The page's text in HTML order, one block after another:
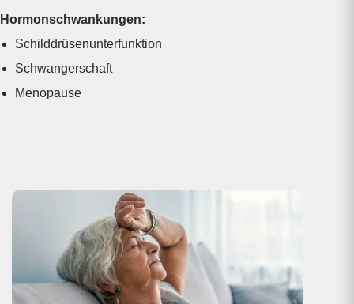
Hormonschwan­kungen:
Schilddrüsen­unterfunktion
Schwanger­schaft
Menopause